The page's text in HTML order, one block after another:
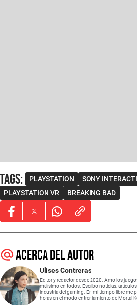
Tags: PLAYSTATION
SONY
PLAYSTATION VR
BREAKING BAD
Opens in new window
Opens in new window
Opens in new window
Acerca del autor
Ulises Contreras
Editor y redactor desde 2020. Amo los
malísimo en todos. Escribo noticias,
industria del gaming. En mi tiempo libre me
horas en el modo entreniamiento de Mortal